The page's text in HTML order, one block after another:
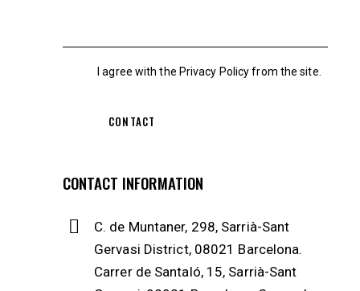
I agree with the Privacy Policyfrom the site.
CONTACT INFORMATION
C. de Muntaner, 298, Sarrià-Sant
Gervasi District, 08021 Barcelona.
Carrer de Santaló, 15, Sarrià-Sant